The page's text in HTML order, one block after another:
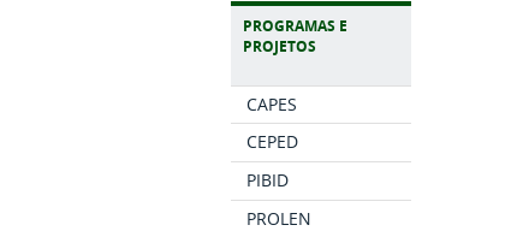
PROGRAMAS E
PROJETOS
CAPES
CEPED
PIBID
PROLEN